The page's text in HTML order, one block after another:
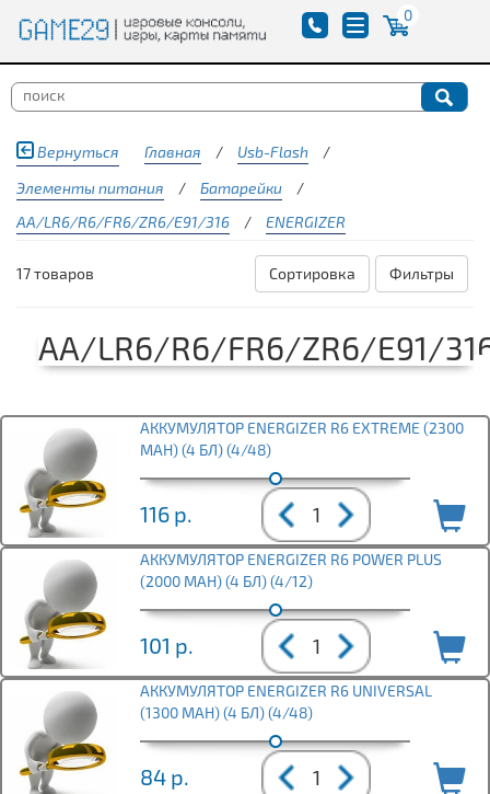
0
Вернуться Главная / Usb-Flash
/
Элементы питания
/ Батарейки
/
AA/LR6/R6/FR6/ZR6/E91/316
/ ENERGIZER
17 товаров Фильтры
Сортировка
AA/LR6/R6/FR6/ZR6/E91/
АККУМУЛЯТОР ENERGIZER R6 EXTREME (2300
MAH) (4 БЛ) (4/48)
116 р.
АККУМУЛЯТОР ENERGIZER R6 POWER PLUS
(2000 MAH) (4 БЛ) (4/12)
101 р.
АККУМУЛЯТОР ENERGIZER R6 UNIVERSAL
(1300 MAH) (4 БЛ) (4/48)
84 р.